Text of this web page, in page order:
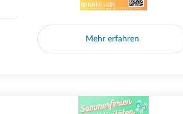
Mehr erfahren